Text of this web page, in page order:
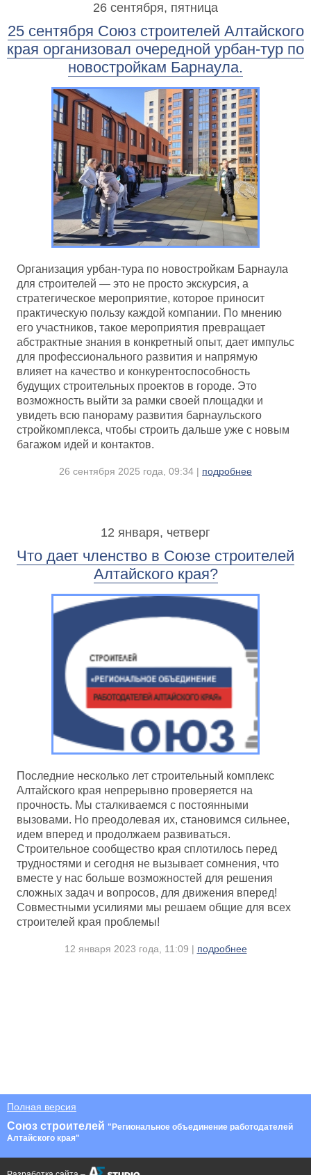
26 сентября, пятница
25 сентября Союз строителей Алтайского
края организовал очередной урбан-тур по
новостройкам Барнаула.
Организация урбан-тура по новостройкам Барнаула
для строителей — это не просто экскурсия, а
стратегическое мероприятие, которое приносит
практическую пользу каждой компании. По мнению
его участников, такое мероприятия превращает
абстрактные знания в конкретный опыт, дает импульс
для профессионального развития и напрямую
влияет на качество и конкурентоспособность
будущих строительных проектов в городе. Это
возможность выйти за рамки своей площадки и
увидеть всю панораму развития барнаульского
стройкомплекса, чтобы строить дальше уже с новым
багажом идей и контактов.
26 сентября 2025 года, 09:34 | подробнее
12 января, четверг
Что дает членство в Союзе строителей
Алтайского края?
Последние несколько лет строительный комплекс
Алтайского края непрерывно проверяется на
прочность. Мы сталкиваемся с постоянными
вызовами. Но преодолевая их, становимся сильнее,
идем вперед и продолжаем развиваться.
Строительное сообщество края сплотилось перед
трудностями и сегодня не вызывает сомнения, что
вместе у нас больше возможностей для решения
сложных задач и вопросов, для движения вперед!
Совместными усилиями мы решаем общие для всех
строителей края проблемы!
12 января 2023 года, 11:09 | подробнее
Полная версия
Союз строителей "Региональное объединение работодателей
Алтайского края"